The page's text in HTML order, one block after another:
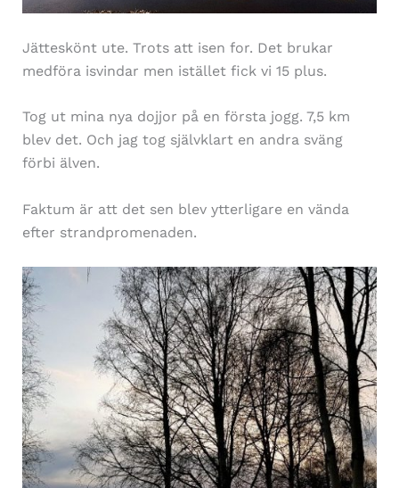
Jätteskönt ute. Trots att isen for. Det brukar
medföra isvindar men istället fick vi 15 plus.
Tog ut mina nya dojjor på en första jogg. 7,5 km
blev det. Och jag tog självklart en andra sväng
förbi älven.
Faktum är att det sen blev ytterligare en vända
efter strandpromenaden.